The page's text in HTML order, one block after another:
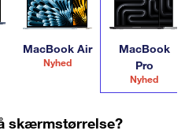
MacBook Air
Nyhed
MacBook
Pro
Nyhed
skærmstørrelse?